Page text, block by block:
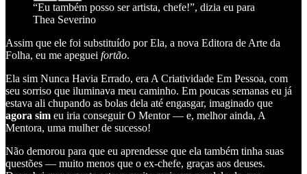
“Eu também posso ser artista, chefe!”, dizia eu para
Thea Severino
Assim que ele foi substituído por Ela, a nova Editora de Arte da
Folha, eu me apeguei fortão.
Ela sim Nunca Havia Errado, era A Criatividade Em Pessoa, com
seu sorriso que iluminava meu caminho. Em poucas semanas eu já
estava ali chupando as bolas dela até engasgar, imaginado que
agora sim eu iria conseguir O Mentor — e, melhor ainda, A
Mentora, uma mulher de sucesso!
Não demorou para que eu aprendesse que ela também tinha suas
questões — muito menos que o ex-chefe, graças aos deuses.